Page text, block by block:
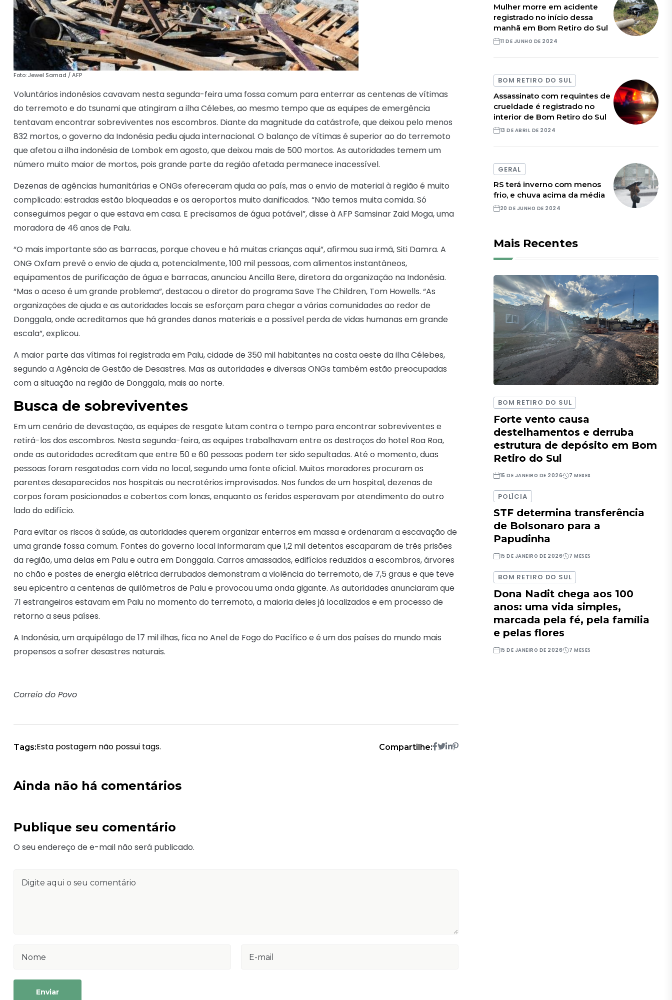
Foto: Jewel Samad / AFP
Voluntários indonésios cavavam nesta segunda-feira uma fossa comum para enterrar as centenas de vítimas
do terremoto e do tsunami que atingiram a ilha Célebes, ao mesmo tempo que as equipes de emergência
tentavam encontrar sobreviventes nos escombros. Diante da magnitude da catástrofe, que deixou pelo menos
832 mortos, o governo da Indonésia pediu ajuda internacional. O balanço de vítimas é superior ao do terremoto
que afetou a ilha indonésia de Lombok em agosto, que deixou mais de 500 mortos. As autoridades temem um
número muito maior de mortos, pois grande parte da região afetada permanece inacessível.
Dezenas de agências humanitárias e ONGs ofereceram ajuda ao país, mas o envio de material à região é muito
complicado: estradas estão bloqueadas e os aeroportos muito danificados. “Não temos muita comida. Só
conseguimos pegar o que estava em casa. E precisamos de água potável”, disse à AFP Samsinar Zaid Moga, uma
moradora de 46 anos de Palu.
“O mais importante são as barracas, porque choveu e há muitas crianças aqui”, afirmou sua irmã, Siti Damra. A
ONG Oxfam prevê o envio de ajuda a, potencialmente, 100 mil pessoas, com alimentos instantâneos,
equipamentos de purificação de água e barracas, anunciou Ancilla Bere, diretora da organização na Indonésia.
“Mas o aceso é um grande problema”, destacou o diretor do programa Save The Children, Tom Howells. “As
organizações de ajuda e as autoridades locais se esforçam para chegar a várias comunidades ao redor de
Donggala, onde acreditamos que há grandes danos materiais e a possível perda de vidas humanas em grande
escala”, explicou.
A maior parte das vítimas foi registrada em Palu, cidade de 350 mil habitantes na costa oeste da ilha Célebes,
segundo a Agência de Gestão de Desastres. Mas as autoridades e diversas ONGs também estão preocupadas
com a situação na região de Donggala, mais ao norte.
Busca de sobreviventes
Em um cenário de devastação, as equipes de resgate lutam contra o tempo para encontrar sobreviventes e
retirá-los dos escombros. Nesta segunda-feira, as equipes trabalhavam entre os destroços do hotel Roa Roa,
onde as autoridades acreditam que entre 50 e 60 pessoas podem ter sido sepultadas. Até o momento, duas
pessoas foram resgatadas com vida no local, segundo uma fonte oficial. Muitos moradores procuram os
parentes desaparecidos nos hospitais ou necrotérios improvisados. Nos fundos de um hospital, dezenas de
corpos foram posicionados e cobertos com lonas, enquanto os feridos esperavam por atendimento do outro
lado do edifício.
Para evitar os riscos à saúde, as autoridades querem organizar enterros em massa e ordenaram a escavação de
uma grande fossa comum. Fontes do governo local informaram que 1,2 mil detentos escaparam de três prisões
da região, uma delas em Palu e outra em Donggala. Carros amassados, edifícios reduzidos a escombros, árvores
no chão e postes de energia elétrica derrubados demonstram a violência do terremoto, de 7,5 graus e que teve
seu epicentro a centenas de quilômetros de Palu e provocou uma onda gigante. As autoridades anunciaram que
71 estrangeiros estavam em Palu no momento do terremoto, a maioria deles já localizados e em processo de
retorno a seus países.
A Indonésia, um arquipélago de 17 mil ilhas, fica no Anel de Fogo do Pacífico e é um dos países do mundo mais
propensos a sofrer desastres naturais.
Correio do Povo
Tags:Esta postagem não possui tags. Compartilhe:
Ainda não há comentários
Publique seu comentário
O seu endereço de e-mail não será publicado.
Enviar
Mulher morre em acidente
registrado no início dessa
manhã em Bom Retiro do Sul
11 DE JUNHO DE 2024
BOM RETIRO DO SUL
Assassinato com requintes de
crueldade é registrado no
interior de Bom Retiro do Sul
13 DE ABRIL DE 2024
GERAL
RS terá inverno com menos
frio, e chuva acima da média
20 DE JUNHO DE 2024
Mais Recentes
BOM RETIRO DO SUL
Forte vento causa
destelhamentos e derruba
estrutura de depósito em Bom
Retiro do Sul
15 DE JANEIRO DE 2026 7 MESES
POLÍCIA
STF determina transferência
de Bolsonaro para a
Papudinha
15 DE JANEIRO DE 2026 7 MESES
BOM RETIRO DO SUL
Dona Nadit chega aos 100
anos: uma vida simples,
marcada pela fé, pela família
e pelas flores
15 DE JANEIRO DE 2026 7 MESES